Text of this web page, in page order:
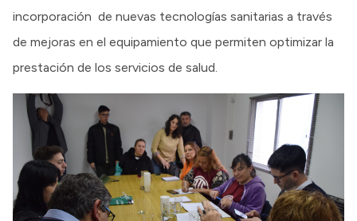
incorporación de nuevas tecnologías sanitarias a través
de mejoras en el equipamiento que permiten optimizar la
prestación de los servicios de salud.